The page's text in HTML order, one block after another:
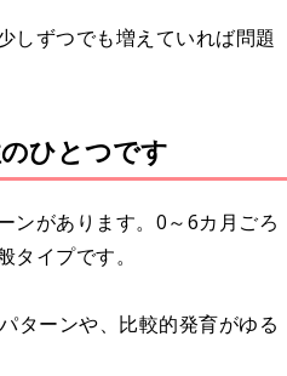
しずつでも増えていれば問題
ひとつです
ンがあります。0～6カ月ごろ
イプです。
ターンや、比較的発育がゆる